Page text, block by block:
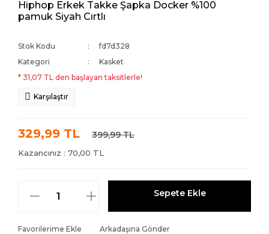
Hiphop Erkek Takke Şapka Docker %100
pamuk Siyah Cırtlı
Stok Kodu
fd7d328
Kategori
Kasket
* 31,07 TL den başlayan taksitlerle!
Karşılaştır
329,99 TL 399,99 TL
Kazancınız : 70,00 TL
Sepete Ekle
Favorilerime Ekle
Arkadaşına Gönder